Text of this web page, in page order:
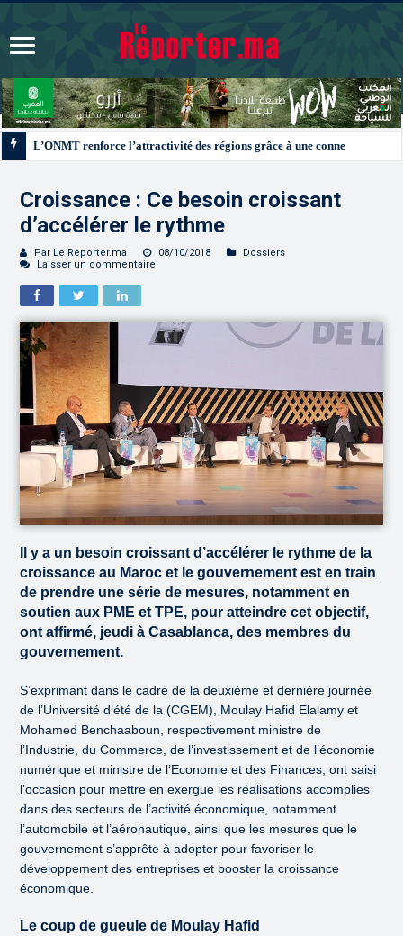
Croissance : Ce besoin croissant
d’accélérer le rythme
Par Le Reporter.ma 08/10/2018
Dossiers
Laisser un commentaire
Il y a un besoin croissant d’accélérer le rythme de la
croissance au Maroc et le gouvernement est en train
de prendre une série de mesures, notamment en
soutien aux PME et TPE, pour atteindre cet objectif,
ont affirmé, jeudi à Casablanca, des membres du
gouvernement.
S’exprimant dans le cadre de la deuxième et dernière journée
de l’Université d’été de la (CGEM), Moulay Hafid Elalamy et
Mohamed Benchaaboun, respectivement ministre de
l’Industrie, du Commerce, de l’investissement et de l’économie
numérique et ministre de l’Economie et des Finances, ont saisi
l’occasion pour mettre en exergue les réalisations accomplies
dans des secteurs de l’activité économique, notamment
l’automobile et l’aéronautique, ainsi que les mesures que le
gouvernement s’apprête à adopter pour favoriser le
développement des entreprises et booster la croissance
économique.
Le coup de gueule de Moulay Hafid